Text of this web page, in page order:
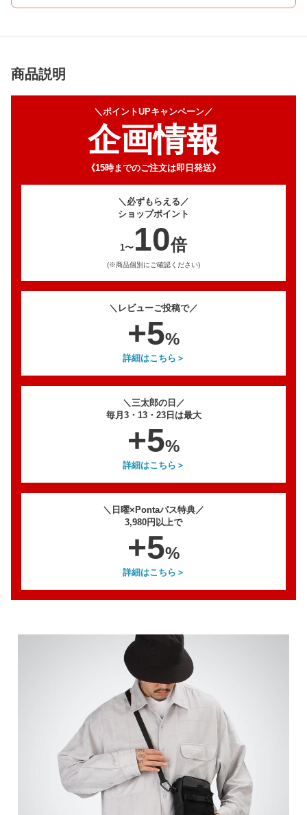
商品説明
＼ポイントUPキャンペーン／
企画情報
《15時までのご注文は即日発送》
＼必ずもらえる／
ショップポイント
1〜 10倍
(※商品個別にご確認ください)
＼レビューご投稿で／
+5%
詳細はこちら＞
＼三太郎の日／
毎月3・13・23日は最大
+5%
詳細はこちら＞
＼日曜×Pontaパス特典／
3,980円以上で
+5%
詳細はこちら＞